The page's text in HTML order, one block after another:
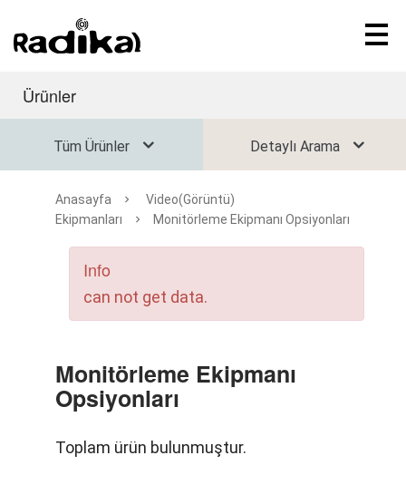
Ürünler
Tüm Ürünler Detaylı Arama
Anasayfa
Video(Görüntü)
Ekipmanları
Monitörleme Ekipmanı Opsiyonları
Info
can not get data.
Monitörleme Ekipmanı
Opsiyonları
Toplam ürün bulunmuştur.